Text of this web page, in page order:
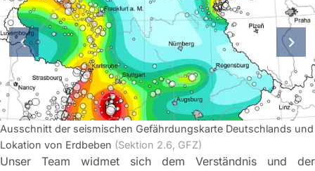
Ausschnitt der seismischen Gefährdungskarte Deutschlands und
Lokation von Erdbeben (Sektion 2.6, GFZ)
vorherige Folie
Unser Team widmet sich dem Verständnis und der